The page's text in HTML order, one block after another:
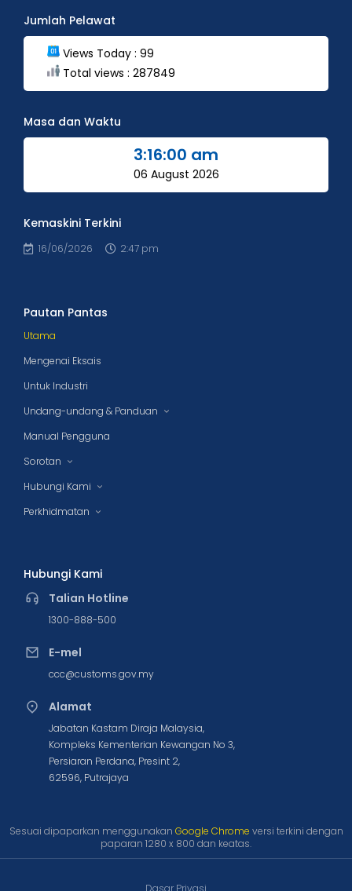
Jumlah Pelawat
Views Today : 99
Total views : 287849
Masa dan Waktu
3:16:01 am
06 August 2026
Kemaskini Terkini
16/06/2026 2:47 pm
Pautan Pantas
Utama
Mengenai Eksais
Untuk Industri
Undang-undang & Panduan
Manual Pengguna
Sorotan
Hubungi Kami
Perkhidmatan
Hubungi Kami
Talian Hotline
1300-888-500
E-mel
ccc@customs.gov.my
Alamat
Jabatan Kastam Diraja Malaysia,
Kompleks Kementerian Kewangan No 3,
Persiaran Perdana, Presint 2,
62596, Putrajaya
Sesuai dipaparkan menggunakan Google Chrome versi terkini dengan
paparan 1280 x 800 dan keatas.
Dasar Privasi